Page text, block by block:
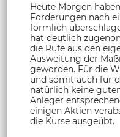
Heute Morgen
Forderungen nach
förmlich
hat deutlich
die Rufe aus den
Ausweitung der
geworden. Für die
und somit auch für
natürlich keine
Anleger
einigen Aktien
die Kurse ausgeübt.